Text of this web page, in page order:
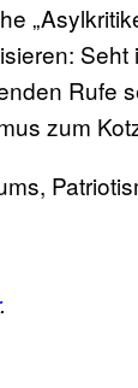
Rufe
zum
.